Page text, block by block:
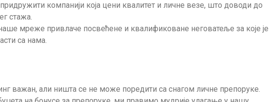
компанији која цени квалитет и личне везе, што доводи до
стажа.
мреже привлаче посвећене и квалификоване неговатеље за које је
са нама.
важан, али ништа се не може поредити са снагом личне препоруке.